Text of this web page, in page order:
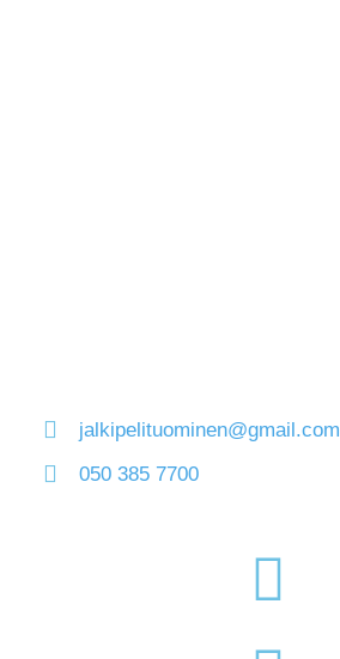
jalkipelituominen@gmail.com
050 385 7700